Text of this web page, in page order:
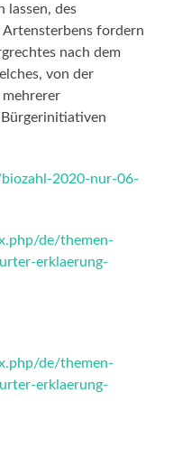
lassen, des
Artensterbens fordern
nach dem
von der
2020-nur-06-
de/themen-
erklaerung-
de/themen-
erklaerung-